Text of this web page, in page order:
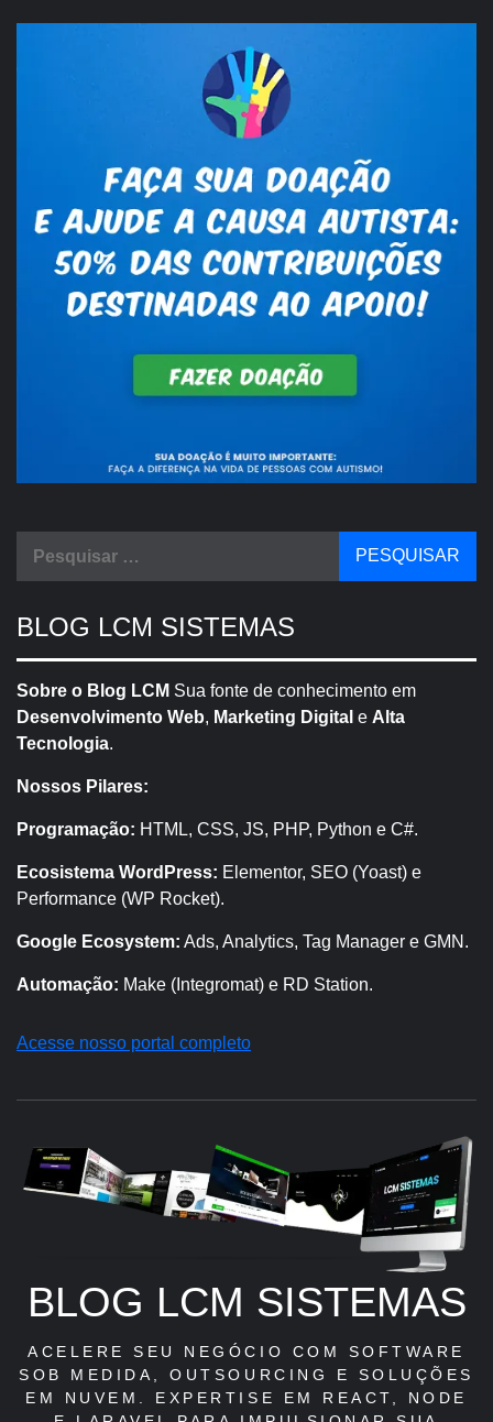
BLOG LCM SISTEMAS
Sobre o Blog LCM Sua fonte de conhecimento em
Desenvolvimento Web, Marketing Digital e Alta
Tecnologia.
Nossos Pilares:
Programação: HTML, CSS, JS, PHP, Python e C#.
Ecosistema WordPress: Elementor, SEO (Yoast) e
Performance (WP Rocket).
Google Ecosystem: Ads, Analytics, Tag Manager e GMN.
Automação: Make (Integromat) e RD Station.
Acesse nosso portal completo
BLOG LCM SISTEMAS
ACELERE SEU NEGÓCIO COM SOFTWARE
SOB MEDIDA, OUTSOURCING E SOLUÇÕES
EM NUVEM. EXPERTISE EM REACT, NODE